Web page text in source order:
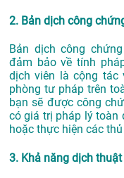
2. Bản dịch công
Bản dịch công
đảm bảo về tính
dịch viên là cộng tác
phòng tư pháp trên
bạn sẽ được công
có giá trị pháp lý toàn
hoặc thực hiện các
3. Khả năng dịch